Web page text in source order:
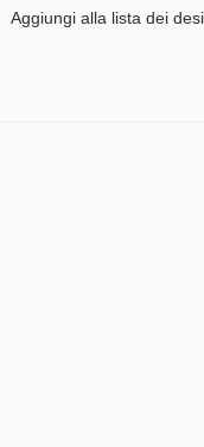
Aggiungi alla lista dei